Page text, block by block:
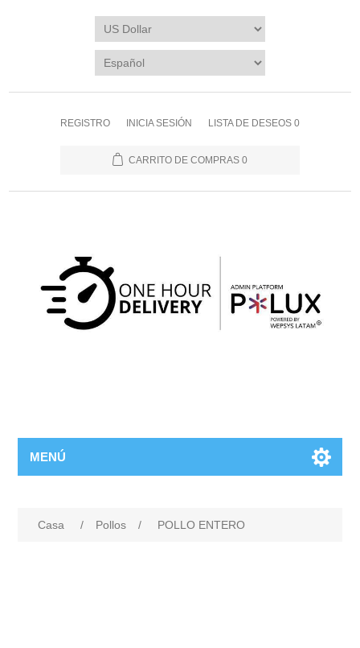
REGISTRO INICIA SESIÓN LISTA DE DESEOS 0
CARRITO DE COMPRAS 0
MENÚ
Casa / Pollos / POLLO ENTERO